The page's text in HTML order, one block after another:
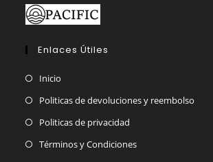
Enlaces Útiles
Inicio
Politicas de devoluciones y reembolso
Politicas de privacidad
Términos y Condiciones